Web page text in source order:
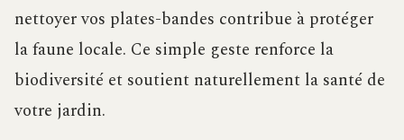
nettoyer vos plates-bandes contribue à protéger
la faune locale. Ce simple geste renforce la
biodiversité et soutient naturellement la santé de
votre jardin.